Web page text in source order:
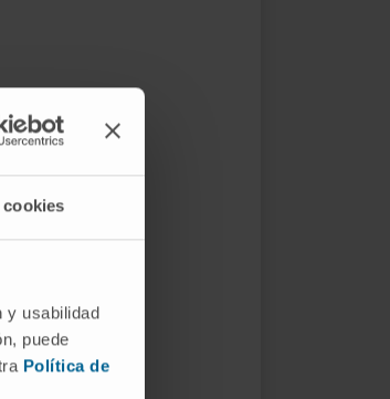
cookies
y usabilidad
puede
Política de